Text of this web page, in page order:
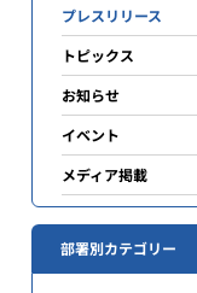
プレスリリース
トピックス
お知らせ
イベント
メディア掲載
部署別カテゴリー